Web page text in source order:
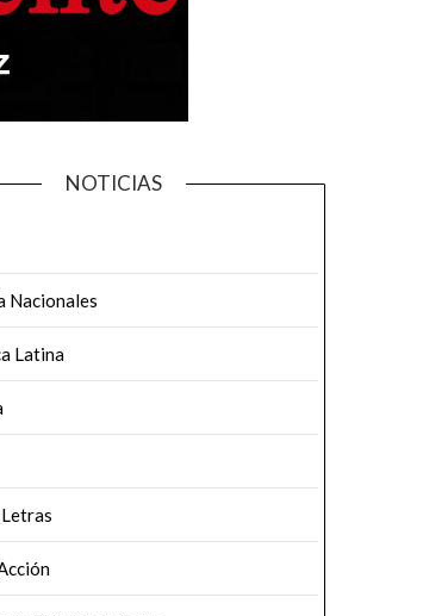
NOTICIAS
Nacionales
Latina